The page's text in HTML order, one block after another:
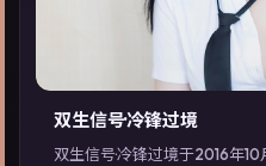
双生信号·冷锋过境
双生信号·冷锋过境于2016年